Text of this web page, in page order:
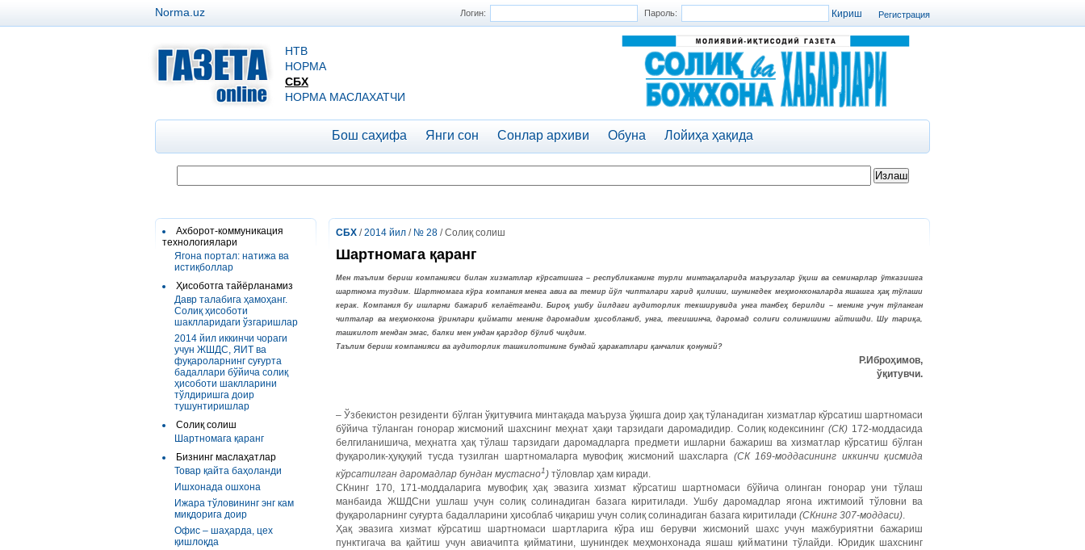
Регистрация
Логин: Пароль:
Norma.uz
НТВ
НОРМА
СБХ
НОРМА МАСЛАХАТЧИ
Бош саҳифа Янги сон Сонлар архиви Обуна Лойиҳа ҳақида
Ахборот-коммуникация
технологиялари
Ягона портал: натижа ва
истиқболлар
Ҳисоботга тайёрланамиз
Давр талабига ҳамоҳанг.
Солиқ ҳисоботи
шаклларидаги ўзгаришлар
2014 йил иккинчи чораги
учун ЖШДС, ЯИТ ва
фуқароларнинг суғурта
бадаллари бўйича солиқ
ҳисоботи шаклларини
тўлдиришга доир
тушунтиришлар
Солиқ солиш
Шартномага қаранг
Бизнинг маслаҳатлар
Товар қайта баҳоланди
Ишхонада ошхона
Ижара тўловининг энг кам
миқдорига доир
Офис – шаҳарда, цех
қишлоқда
СБХ /2014 йил / № 28 / Солиқ солиш
Шартномага қаранг
Мен таълим бериш компанияси билан хизматлар кўрсатишга – республиканинг турли минтақаларида маърузалар ўқиш ва семинарлар ўтказишга
шартнома туздим. Шартномага кўра компания менга авиа ва темир йўл чипталари харид қилиши, шунингдек меҳмонхоналарда яшашга ҳақ тўлаши
керак. Компания бу ишларни бажариб келаётганди. Бироқ ушбу йилдаги аудиторлик текширувида унга танбеҳ берилди – менинг учун тўланган
чипталар ва меҳмонхона ўринлари қиймати менинг даромадим ҳисобланиб, унга, тегишинча, даромад солиғи солинишини айтишди. Шу тариқа,
ташкилот мендан эмас, балки мен ундан қарздор бўлиб чиқдим.
Таълим бериш компанияси ва аудиторлик ташкилотининг бундай ҳаракатлари қанчалик қонуний?
Р.Иброҳимов,
ўқитувчи.
– Ўзбекистон резиденти бўлган ўқитувчига минтақада маъруза ўқишга доир ҳақ тўланадиган хизматлар кўрсатиш шартномаси
бўйича тўланган гонорар жисмоний шахснинг меҳнат ҳақи тарзидаги даромадидир. Солиқ кодексининг(СК) 172-моддасида
белгиланишича, меҳнатга ҳақ тўлаш тарзидаги даромадларга предмети ишларни бажариш ва хизматлар кўрсатиш бўлган
фуқаролик-ҳуқуқий тусда тузилган шартномаларга мувофиқ жисмоний шахсларга (СК 169-моддасининг иккинчи қисмида
кўрсатилган даромадлар бундан мустасно1 ) тўловлар ҳам киради.
СКнинг 170, 171-моддаларига мувофиқ ҳақ эвазига хизмат кўрсатиш шартномаси бўйича олинган гонорар уни тўлаш
манбаида ЖШДСни ушлаш учун солиқ солинадиган базага киритилади. Ушбу даромадлар ягона ижтимоий тўловни ва
фуқароларнинг суғурта бадалларини ҳисоблаб чиқариш учун солиқ солинадиган базага киритилади (СКнинг 307-моддаси).
Ҳақ эвазига хизмат кўрсатиш шартномаси шартларига кўра иш берувчи жисмоний шахс учун мажбуриятни бажариш
пунктигача ва қайтиш учун авиачипта қийматини, шунингдек меҳмонхонада яшаш қийматини тўлайди. Юридик шахснинг